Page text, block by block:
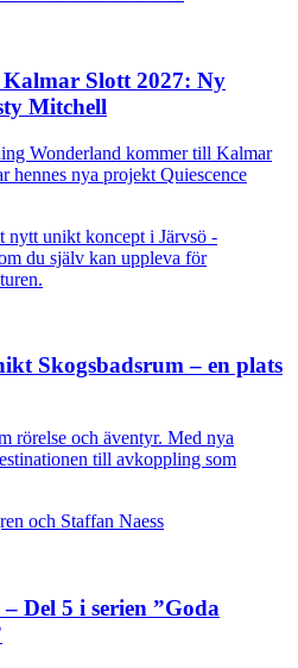
Slott 2027: Ny
Mitchell
Wonderland kommer till Kalmar
hennes nya projekt Quiescence
Skogsbadsrum – en plats
rörelse och äventyr. Med nya
till avkoppling som
Del 5 i serien ”Goda